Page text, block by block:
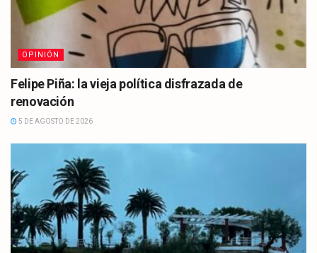
OPINIÓN
Felipe Piña: la vieja política disfrazada de
renovación
5 DE AGOSTO DE 2026